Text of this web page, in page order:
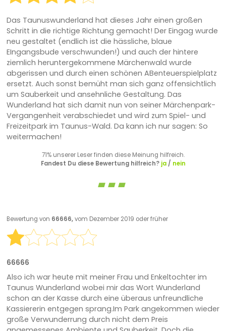
Das Taunuswunderland hat dieses Jahr einen großen
Schritt in die richtige Richtung gemacht! Der Eingag wurde
neu gestaltet (endlich ist die hässliche, blaue
EIngangsbude verschwunden!) und auch der hintere
ziemlich heruntergekommene Märchenwald wurde
abgerissen und durch einen schönen ABenteuerspielplatz
ersetzt. Auch sonst bemüht man sich ganz offensichtlich
um Sauberkeit und ansehnliche Gestaltung. Das
Wunderland hat sich damit nun von seiner Märchenpark-
Vergangenheit verabschiedet und wird zum Spiel- und
Freizeitpark im Taunus-Wald. Da kann ich nur sagen: So
weitermachen!
71% unserer Leser finden diese Meinung hilfreich.
Fandest Du diese Bewertung hilfreich? ja/ nein
Bewertung von 66666,vom Dezember 2019 oder früher
66666
Also ich war heute mit meiner Frau und Enkeltochter im
Taunus Wunderland wobei mir das Wort Wunderland
schon an der Kasse durch eine überaus unfreundliche
Kassiererin entgegen sprang.Im Park angekommen wieder
große Verwunderrung durch nicht dem Preis